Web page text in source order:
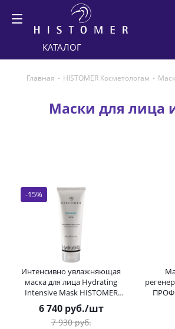
КАТАЛОГ
Главная - HISTOMER Косметологам -
Маски для лица
Интенсивно увлажняющая
маска для лица Hydrating
Intensive Mask HISTOMER
(Хистомер) 250 мл
6 740руб./шт
7 930руб.
-15%